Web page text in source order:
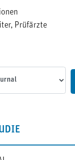
Prüfärzte